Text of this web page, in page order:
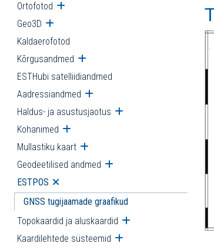
Ortofotod Ava alammenüü
Geo3D Ava alammenüü
Kaldaerofotod
Kõrgusandmed Ava alammenüü
ESTHubi satelliidiandmed
Aadressiandmed Ava alammenüü
Haldus- ja asustusjaotus Ava alammenüü
Kohanimed Ava alammenüü
Mullastiku kaart Ava alammenüü
Geodeetilised andmed Ava alammenüü
ESTPOS Ava alammenüü
GNSS tugijaamade graafikud
Topokaardid ja aluskaardid Ava alammenüü
Kaardilehtede süsteemid Ava alammenüü